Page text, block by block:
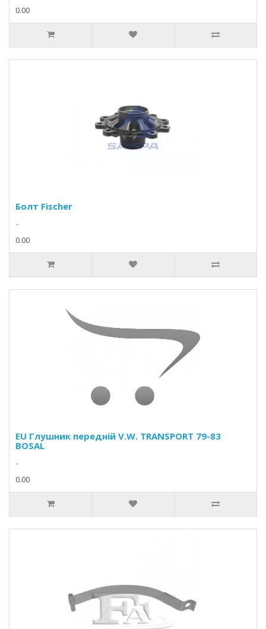
0.00
Болт Fischer
..
0.00
EU Глушник передній V.W. TRANSPORT 79-83
BOSAL
..
0.00